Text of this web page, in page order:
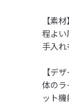
【素材】
程よい
手入れ
【デザ
体のラ
ット